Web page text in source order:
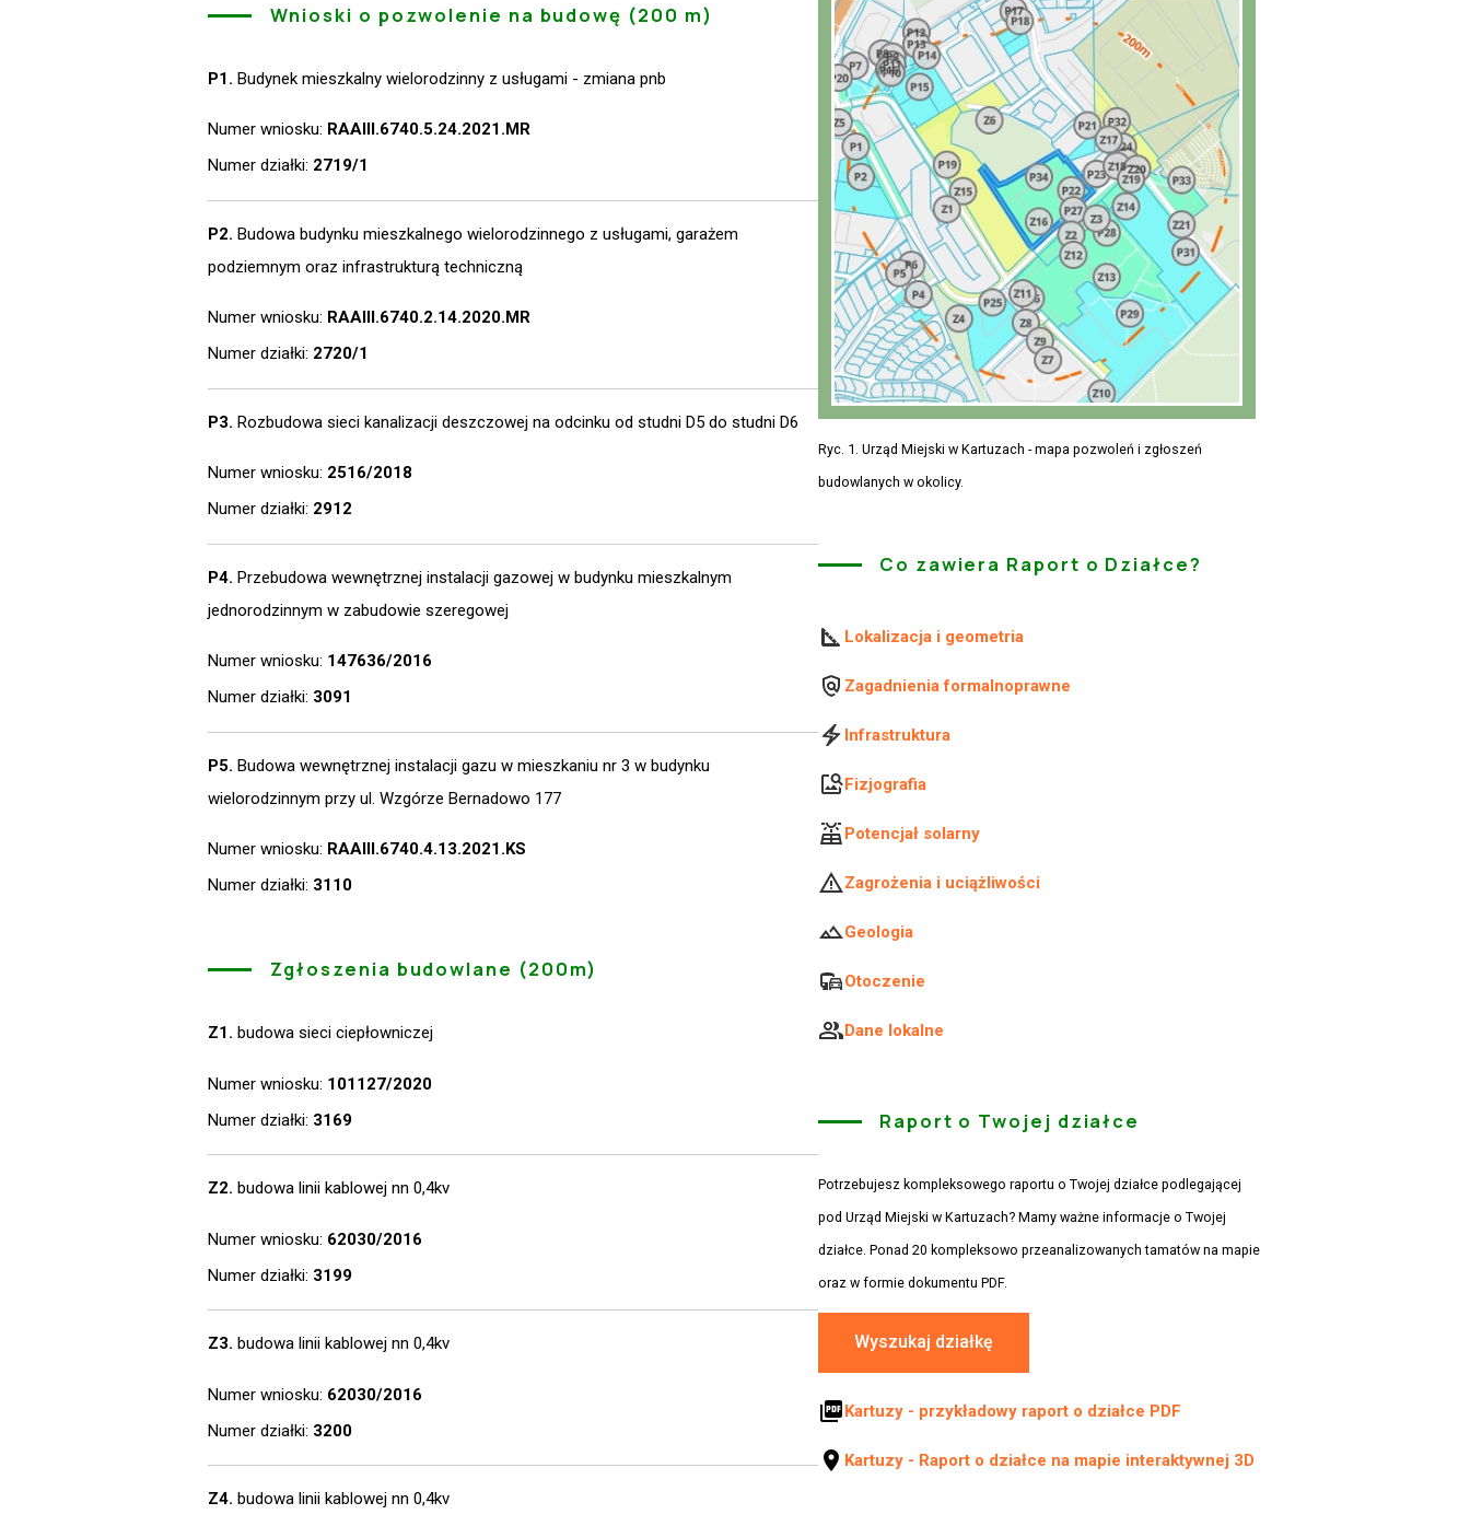
Wnioski o pozwolenie na budowę (200 m)
P1. Budynek mieszkalny wielorodzinny z usługami - zmiana pnb
Numer wniosku: RAAIII.6740.5.24.2021.MR
Numer działki: 2719/1
P2. Budowa budynku mieszkalnego wielorodzinnego z usługami, garażem
podziemnym oraz infrastrukturą techniczną
Numer wniosku: RAAIII.6740.2.14.2020.MR
Numer działki: 2720/1
P3. Rozbudowa sieci kanalizacji deszczowej na odcinku od studni D5 do studni D6
Numer wniosku: 2516/2018
Numer działki: 2912
P4. Przebudowa wewnętrznej instalacji gazowej w budynku mieszkalnym
jednorodzinnym w zabudowie szeregowej
Numer wniosku: 147636/2016
Numer działki: 3091
P5. Budowa wewnętrznej instalacji gazu w mieszkaniu nr 3 w budynku
wielorodzinnym przy ul. Wzgórze Bernadowo 177
Numer wniosku: RAAIII.6740.4.13.2021.KS
Numer działki: 3110
Zgłoszenia budowlane (200m)
Z1. budowa sieci ciepłowniczej
Numer wniosku: 101127/2020
Numer działki: 3169
Z2. budowa linii kablowej nn 0,4kv
Numer wniosku: 62030/2016
Numer działki: 3199
Z3. budowa linii kablowej nn 0,4kv
Numer wniosku: 62030/2016
Numer działki: 3200
Z4. budowa linii kablowej nn 0,4kv
Ryc. 1. Urząd Miejski w Kartuzach - mapa pozwoleń i zgłoszeń
budowlanych w okolicy.
Co zawiera Raport o Działce?
Lokalizacja i geometria
Zagadnienia formalnoprawne
Infrastruktura
Fizjografia
Potencjał solarny
Zagrożenia i uciążliwości
Geologia
Otoczenie
Dane lokalne
Raport o Twojej działce
Potrzebujesz kompleksowego raportu o Twojej działce podlegającej
pod Urząd Miejski w Kartuzach? Mamy ważne informacje o Twojej
działce. Ponad 20 kompleksowo przeanalizowanych tamatów na mapie
oraz w formie dokumentu PDF.
Wyszukaj działkę
picture_as_pdfKartuzy - przykładowy raport o działce PDF
location_on Kartuzy - Raport o działce na mapie interaktywnej 3D